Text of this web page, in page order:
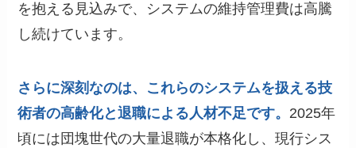
を抱える見込みで、システムの維持管理費は高騰
し続けています。
さらに深刻なのは、これらのシステムを扱える技
術者の高齢化と退職による人材不足です。 2025年
頃には団塊世代の大量退職が本格化し、現行シス